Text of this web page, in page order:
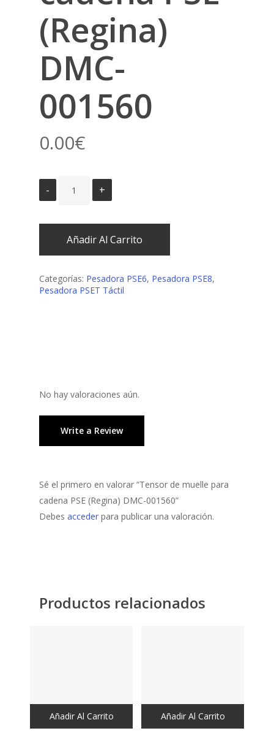
(Regina)
DMC-
001560
0.00€
Añadir Al Carrito
Categorías: Pesadora PSE6, Pesadora PSE8,
Pesadora PSET Táctil
No hay valoraciones aún.
Write a Review
Sé el primero en valorar “Tensor de muelle para
cadena PSE (Regina) DMC-001560”
Debes acceder para publicar una valoración.
Productos relacionados
Añadir Al Carrito Añadir Al Carrito